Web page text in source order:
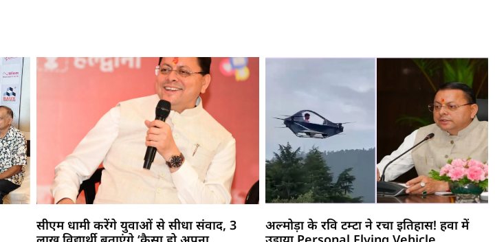
सीएम धामी करेंगे युवाओं से सीधा संवाद, 3
अल्मोड़ा के रवि टम्टा ने रचा इतिहास! हवा में